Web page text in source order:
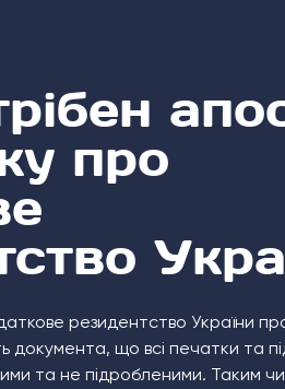
про
резидентство України
документа, що всі печатки та
та не підробленими. Таким